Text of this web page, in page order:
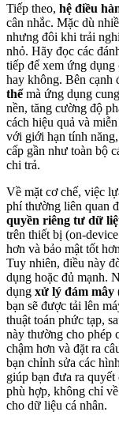
Tiếp theo, hệ điều
cân nhắc. Mặc dù
nhưng đôi khi trải
nhỏ. Hãy đọc các
tiếp để xem ứng dụng
hay không. Bên cạnh
thểmà ứng dụng
nền, tăng cường độ
cách hiệu quả và
với giới hạn tính
cấp gần như toàn bộ
chi trả.
Về mặt cơ chế, việc
phí thường liên quan
quyền riêng tư dữ
trên thiết bị (on-
hơn và bảo mật tốt
Tuy nhiên, điều này
dụng hoặc đủ mạnh.
dụng xử lý đám mây
bạn sẽ được tải lên
thuật toán phức tạp,
này thường cho phép
chậm hơn và đặt ra
bạn chỉnh sửa các
giúp bạn đưa ra
phù hợp, không chỉ
cho dữ liệu cá nhân.